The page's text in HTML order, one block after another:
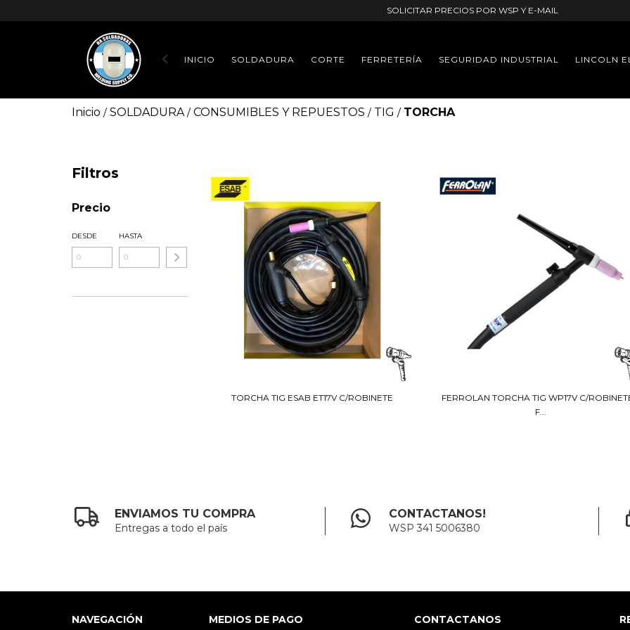
SOLICITAR PRECIOS POR WSP Y E-MAIL
INICIO SOLDADURA CORTE FERRETERÍA SEGURIDAD INDUSTRIAL LINCOLN
Inicio / SOLDADURA / CONSUMIBLES Y REPUESTOS / TIG / TORCHA
Filtros
Precio
DESDE HASTA
TORCHA TIG ESAB ET17V C/ROBINETE
FERROLAN TORCHA TIG WP17V C/
F...
ENVIAMOS TU COMPRA
Entregas a todo el país
CONTACTANOS!
WSP 341 5006380
NAVEGACIÓN MEDIOS DE PAGO CONTACTANOS